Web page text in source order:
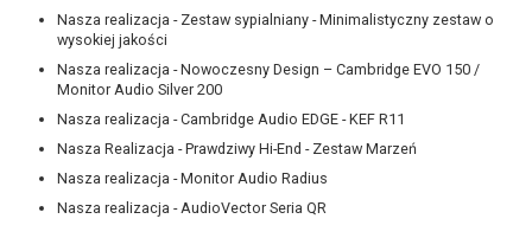
Nasza realizacja - Zestaw sypialniany - Minimalistyczny zestaw o
wysokiej jakości
Nasza realizacja - Nowoczesny Design – Cambridge EVO 150 /
Monitor Audio Silver 200
Nasza realizacja - Cambridge Audio EDGE - KEF R11
Nasza Realizacja - Prawdziwy Hi-End - Zestaw Marzeń
Nasza realizacja - Monitor Audio Radius
Nasza realizacja - AudioVector Seria QR